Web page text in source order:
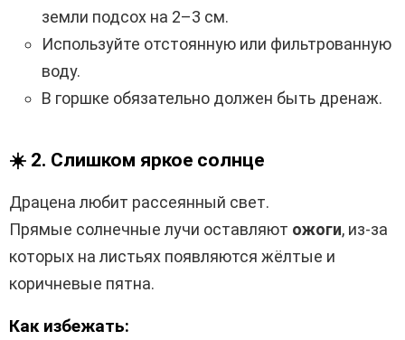
земли подсох на 2–3 см.
Используйте отстоянную или фильтрованную
воду.
В горшке обязательно должен быть дренаж.
☀️ 2. Слишком яркое солнце
Драцена любит рассеянный свет.
Прямые солнечные лучи оставляют ожоги, из-за
которых на листьях появляются жёлтые и
коричневые пятна.
Как избежать: